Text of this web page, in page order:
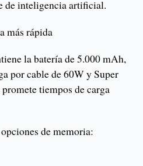
de inteligencia artificial.
más rápida
la batería de 5.000 mAh,
por cable de 60W y Super
tiempos de carga
de memoria: